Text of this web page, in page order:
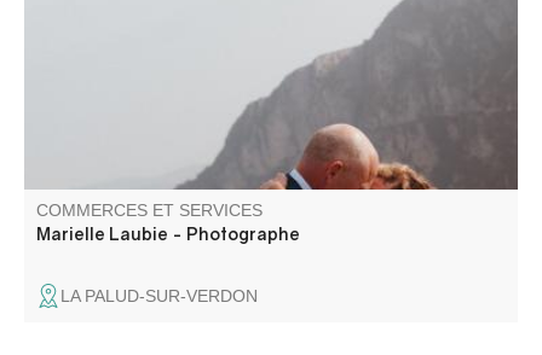
professionnels. Mon approche mêle direction et
spontanéité pour créer des images fortes, inspirées par
COMMERCES ET SERVICES
Marielle Laubie - Photographe
LA PALUD-SUR-VERDON